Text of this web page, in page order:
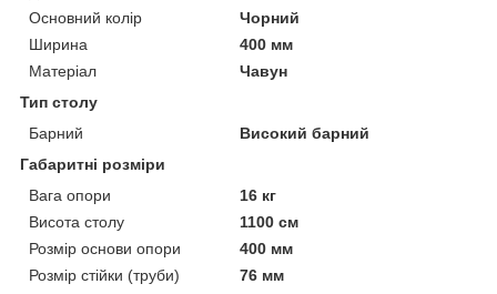
Основний колір
Чорний
Ширина
400 мм
Матеріал
Чавун
Тип столу
Барний
Високий барний
Габаритні розміри
Вага опори
16 кг
Висота столу
1100 см
Розмір основи опори
400 мм
Розмір стійки (труби)
76 мм